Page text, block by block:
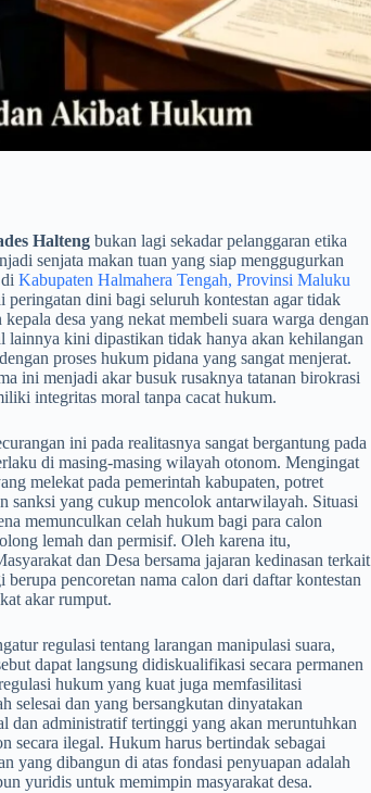
Halteng bukan lagi sekadar pelanggaran etika
senjata makan tuan yang siap menggugurkan
Kabupaten Halmahera Tengah, Provinsi Maluku
peringatan dini bagi seluruh kontestan agar tidak
desa yang nekat membeli suara warga dengan
lainnya kini dipastikan tidak hanya akan kehilangan
proses hukum pidana yang sangat menjerat.
ini menjadi akar busuk rusaknya tatanan birokrasi
integritas moral tanpa cacat hukum.
ini pada realitasnya sangat bergantung pada
di masing-masing wilayah otonom. Mengingat
melekat pada pemerintah kabupaten, potret
sanksi yang cukup mencolok antarwilayah. Situasi
memunculkan celah hukum bagi para calon
lemah dan permisif. Oleh karena itu,
dan Desa bersama jajaran kedinasan terkait
pencoretan nama calon dari daftar kontestan
akar rumput.
regulasi tentang larangan manipulasi suara,
dapat langsung didiskualifikasi secara permanen
hukum yang kuat juga memfasilitasi
selesai dan yang bersangkutan dinyatakan
dan administratif tertinggi yang akan meruntuhkan
secara ilegal. Hukum harus bertindak sebagai
yang dibangun di atas fondasi penyuapan adalah
yuridis untuk memimpin masyarakat desa.